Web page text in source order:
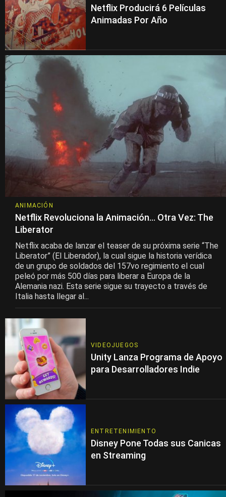
Netflix Producirá 6 Películas
Animadas Por Año
ANIMACIÓN
Netflix Revoluciona la Animación… Otra Vez: The
Liberator
Netflix acaba de lanzar el teaser de su próxima serie “The
Liberator” (El Liberador), la cual sigue la historia verídica
de un grupo de soldados del 157vo regimiento el cual
peleó por más 500 días para liberar a Europa de la
Alemania nazi. Esta serie sigue su trayecto a través de
Italia hasta llegar al...
VIDEOJUEGOS
Unity Lanza Programa de Apoyo
para Desarrolladores Indie
ENTRETENIMIENTO
Disney Pone Todas sus Canicas
en Streaming